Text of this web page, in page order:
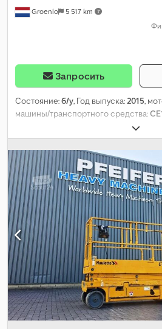
Groenlo 5 517 km
Запросить
Состояние:б/у, Год выпуска:2015,
машины/транспортного средства: